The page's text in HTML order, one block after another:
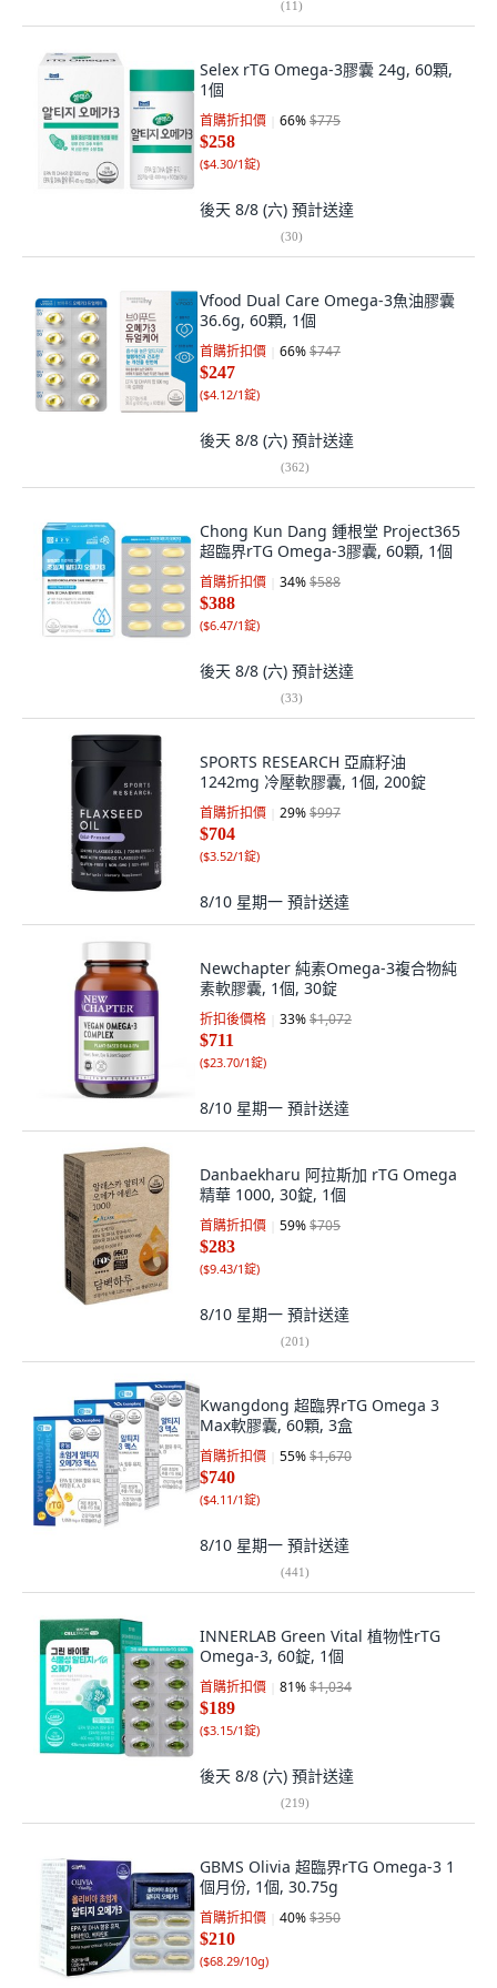
(11)
Selex rTG Omega-3膠囊 24g, 60顆,
1個
首購折扣價 66%$775
$258
($4.30/1錠)
後天 8/8 (六) 預計送達
(30)
Vfood Dual Care Omega-3魚油膠囊
36.6g, 60顆, 1個
首購折扣價 66%$747
$247
($4.12/1錠)
後天 8/8 (六) 預計送達
(362)
Chong Kun Dang 鍾根堂 Project365
超臨界rTG Omega-3膠囊, 60顆, 1個
首購折扣價 34%$588
$388
($6.47/1錠)
後天 8/8 (六) 預計送達
(33)
SPORTS RESEARCH 亞麻籽油
1242mg 冷壓軟膠囊, 1個, 200錠
首購折扣價 29%$997
$704
($3.52/1錠)
8/10 星期一 預計送達
Newchapter 純素Omega-3複合物純
素軟膠囊, 1個, 30錠
折扣後價格 33%$1,072
$711
($23.70/1錠)
8/10 星期一 預計送達
Danbaekharu 阿拉斯加 rTG Omega
精華 1000, 30錠, 1個
首購折扣價 59%$705
$283
($9.43/1錠)
8/10 星期一 預計送達
(201)
Kwangdong 超臨界rTG Omega 3
Max軟膠囊, 60顆, 3盒
首購折扣價 55%$1,670
$740
($4.11/1錠)
8/10 星期一 預計送達
(441)
INNERLAB Green Vital 植物性rTG
Omega-3, 60錠, 1個
首購折扣價 81%$1,034
$189
($3.15/1錠)
後天 8/8 (六) 預計送達
(219)
GBMS Olivia 超臨界rTG Omega-3 1
個月份, 1個, 30.75g
首購折扣價 40%$350
$210
($68.29/10g)